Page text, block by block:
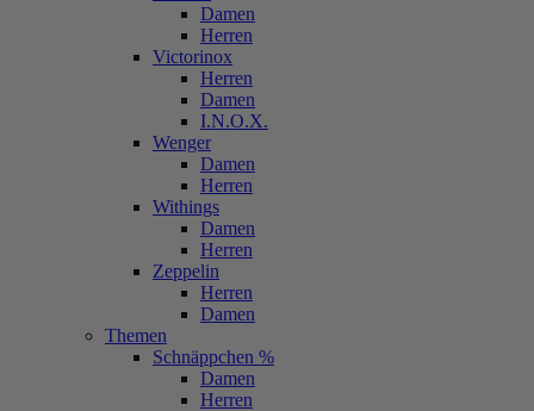
Damen
Herren
Victorinox
Herren
Damen
I.N.O.X.
Wenger
Damen
Herren
Withings
Damen
Herren
Zeppelin
Herren
Damen
Themen
Schnäppchen %
Damen
Herren